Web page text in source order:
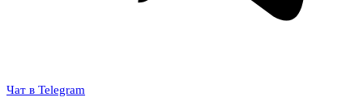
Чат в Telegram